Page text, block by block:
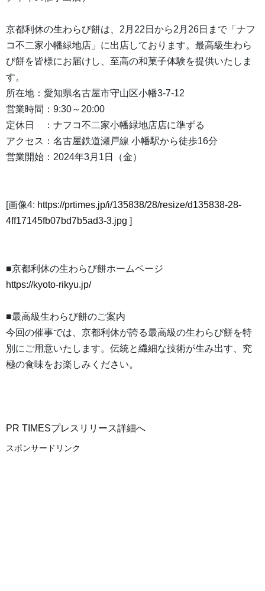
京都利休の生わらび餅は、2月22日から2月26日まで「ナフ
コ不二家小幡緑地店」に出店しております。最高級生わら
び餅を皆様にお届けし、至高の和菓子体験を提供いたしま
す。
所在地：愛知県名古屋市守山区小幡3-7-12
営業時間：9:30～20:00
定休日 ：ナフコ不二家小幡緑地店店に準ずる
アクセス：名古屋鉄道瀬戸線 小幡駅から徒歩16分
営業開始：2024年3月1日（金）
[画像4: https://prtimes.jp/i/135838/28/resize/d135838-28-
4ff17145fb07bd7b5ad3-3.jpg ]
■京都利休の生わらび餅ホームページ
https://kyoto-rikyu.jp/
■最高級生わらび餅のご案内
今回の催事では、京都利休が誇る最高級の生わらび餅を特
別にご用意いたします。伝統と繊細な技術が生み出す、究
極の食味をお楽しみください。
PR TIMESプレスリリース詳細へ
スポンサードリンク